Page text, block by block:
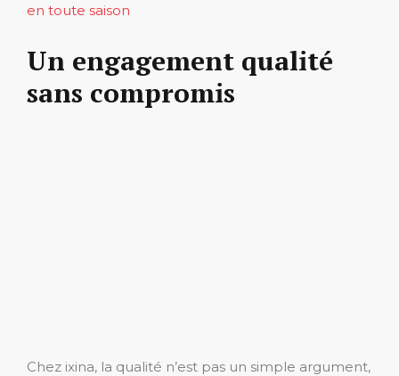
en toute saison
Un engagement qualité
sans compromis
Chez ixina, la qualité n’est pas un simple argument,